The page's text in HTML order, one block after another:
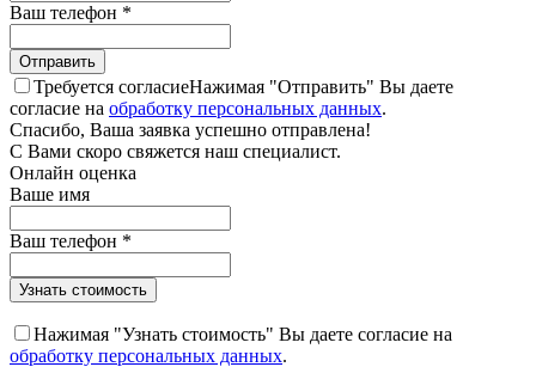
Ваш телефон *
Требуется согласиеНажимая "Отправить" Вы даете
согласие на обработку персональных данных.
Спасибо, Ваша заявка успешно отправлена!
С Вами скоро свяжется наш специалист.
Онлайн оценка
Ваше имя
Ваш телефон *
Нажимая "Узнать стоимость" Вы даете согласие на
обработку персональных данных.